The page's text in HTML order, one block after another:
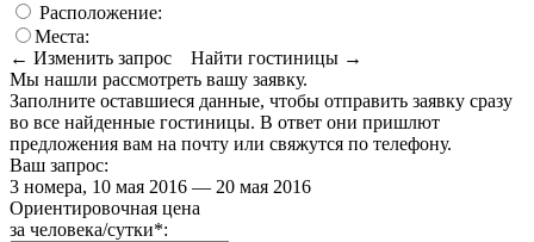
Расположение:
Места:
← Изменить запрос
Найти гостиницы →
Мы нашли рассмотреть вашу заявку.
Заполните оставшиеся данные, чтобы отправить заявку сразу
во все найденные гостиницы. В ответ они пришлют
предложения вам на почту или свяжутся по телефону.
Ваш запрос:
3 номера, 10 мая 2016 — 20 мая 2016
Ориентировочная цена
за человека/сутки*: